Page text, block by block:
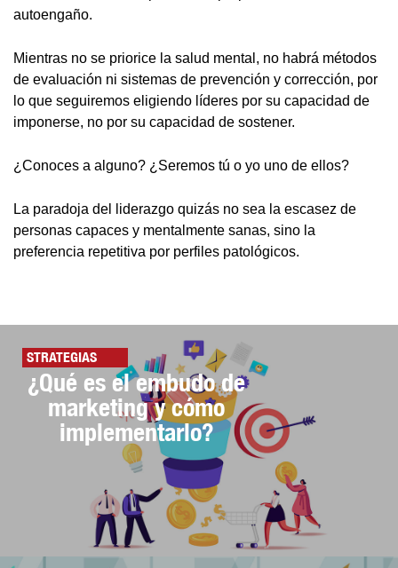
autoengaño.
Mientras no se priorice la salud mental, no habrá métodos
de evaluación ni sistemas de prevención y corrección, por
lo que seguiremos eligiendo líderes por su capacidad de
imponerse, no por su capacidad de sostener.
¿Conoces a alguno? ¿Seremos tú o yo uno de ellos?
La paradoja del liderazgo quizás no sea la escasez de
personas capaces y mentalmente sanas, sino la
preferencia repetitiva por perfiles patológicos.
STRATEGIAS
¿Qué es el embudo de
marketing y cómo
implementarlo?